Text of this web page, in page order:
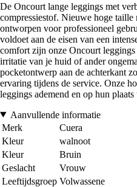
De Oncourt lange leggings met
compressiestof. Nieuwe hoge taille
ontworpen voor professioneel
voldoet aan de eisen van een
comfort zijn onze Oncourt
irritatie van je huid of ander
pocketontwerp aan de achterkant
ervaring tijdens de service. Onze
leggings ademend en op hun
Aanvullende informatie
Merk
Cuera
Kleur
walnoot
Kleur
Bruin
Geslacht
Vrouw
Leeftijdsgroep Volwassene